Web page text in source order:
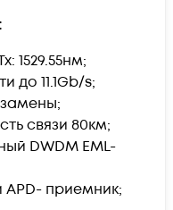
1529.55нм;
до 11.1Gb/s;
связи 80км;
DWDM EML-
APD- приемник;